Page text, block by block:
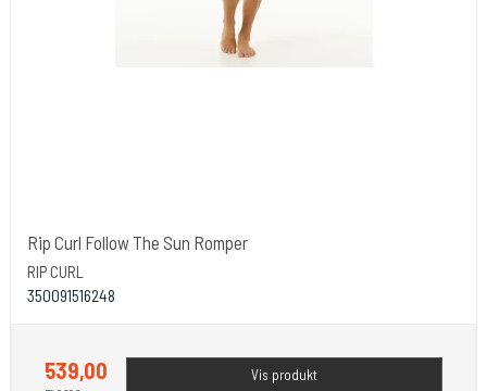
Rip Curl Follow The Sun Romper
RIP CURL
350091516248
539,00
Vis produkt